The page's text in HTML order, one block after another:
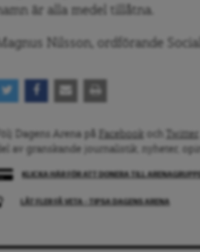
namn är alla medel tillåtna.
Magnus Nilsson, ordförande
Följ Dagens Arena på Facebook Twitter
del av granskande journalistik, nyheter,
LÅT FLER FÅ VETA – TIPSA DAGENS ARENA